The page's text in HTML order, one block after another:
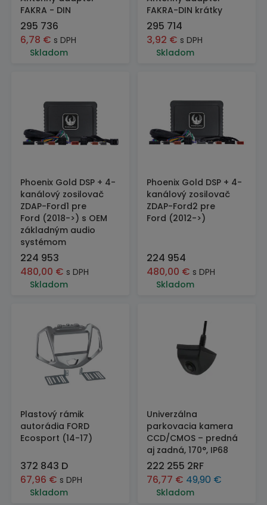
FAKRA - DIN
295 736
6,78 € s DPH
Skladom
FAKRA-DIN krátky
295 714
3,92 € s DPH
Skladom
Phoenix Gold DSP + 4-
kanálový zosilovač
ZDAP-Ford1 pre
Ford (2018->) s OEM
základným audio
systémom
224 953
480,00 € s DPH
Skladom
Phoenix Gold DSP + 4-
kanálový zosilovač
ZDAP-Ford2 pre
Ford (2012->)
224 954
480,00 € s DPH
Skladom
Plastový rámik
autorádia FORD
Ecosport (14-17)
372 843 D
67,96 € s DPH
Skladom
Univerzálna
parkovacia kamera
CCD/CMOS – predná
aj zadná, 170°, IP68
222 255 2RF
76,77 € 49,90 €
Skladom